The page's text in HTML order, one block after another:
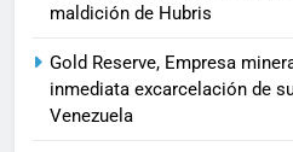
maldición de Hubris
Gold Reserve, Empresa
inmediata excarcelación de
Venezuela